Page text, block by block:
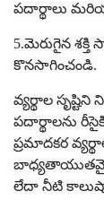
పదార్థాలు
5.మెరుగైన శక్తి
కొనసాగించండి.
వ్యర్థాల
పదార్థాలను
ప్రమాదకర
లేదా నీటి